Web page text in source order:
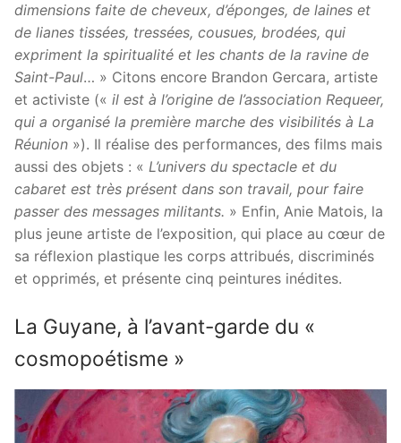
dimensions faite de cheveux, d’éponges, de laines et
de lianes tissées, tressées, cousues, brodées, qui
expriment la spiritualité et les chants de la ravine de
Saint-Paul… » Citons encore Brandon Gercara, artiste
et activiste (« il est à l’origine de l’association Requeer,
qui a organisé la première marche des visibilités à La
Réunion »). Il réalise des performances, des films mais
aussi des objets : « L’univers du spectacle et du
cabaret est très présent dans son travail, pour faire
passer des messages militants. » Enfin, Anie Matois, la
plus jeune artiste de l’exposition, qui place au cœur de
sa réflexion plastique les corps attribués, discriminés
et opprimés, et présente cinq peintures inédites.
La Guyane, à l’avant-garde du «
cosmopoétisme »